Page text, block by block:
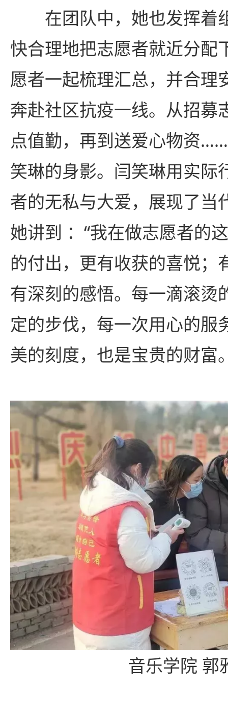
在团队中，她也发挥着
快合理地把志愿者就近分配
愿者一起梳理汇总，并合理
奔赴社区抗疫一线。从招募
点值勤，再到送爱心物资
笑琳的身影。闫笑琳用实际
者的无私与大爱，展现了当
她讲到 ：“我在做志愿者的
的付出，更有收获的喜悦；
有深刻的感悟。每一滴滚烫
定的步伐，每一次用心的服
美的刻度，也是宝贵的财富
音乐学院 郭